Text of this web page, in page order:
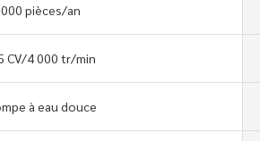
pièces/an
CV/4 000 tr/min
à eau douce